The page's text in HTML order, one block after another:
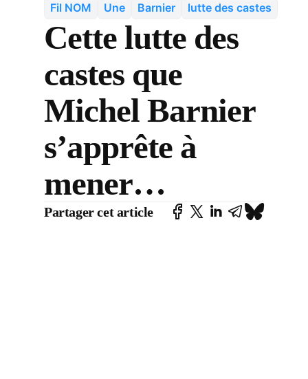
Fil NOM Une Barnier lutte des castes
Cette lutte des
castes que
Michel Barnier
s’apprête à
mener…
Partager cet article